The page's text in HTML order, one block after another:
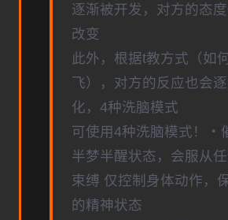
逐渐被开发，对方的态
改变
此外，根据t教方式（如
飞），对方的反应也会
化，4种洗脑模式
可使用4种洗脑模式！・
半梦半醒状态，会服从
束缚 仅控制身体动作，
的精神状态